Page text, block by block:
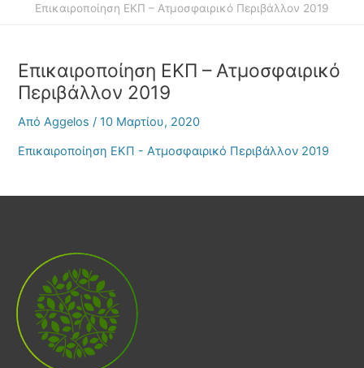
Επικαιροποίηση ΕΚΠ – Ατμοσφαιρικό Περιβάλλον 2019
Επικαιροποίηση ΕΚΠ – Ατμοσφαιρικό
Περιβάλλον 2019
ΑπόAggelos/10 Μαρτίου, 2020
Επικαιροποίηση ΕΚΠ - Ατμοσφαιρικό Περιβάλλον 2019